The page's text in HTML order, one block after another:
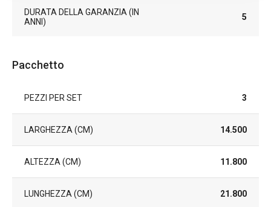
DURATA DELLA GARANZIA (IN
ANNI)
5
Pacchetto
PEZZI PER SET 3
LARGHEZZA (CM) 14.500
ALTEZZA (CM) 11.800
LUNGHEZZA (CM) 21.800